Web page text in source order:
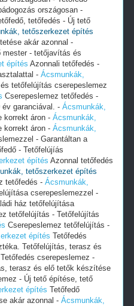
országosan -
tetőfedés - Új tető
tetőszerkezet építés
akár azonnal -
mester - tetőjavítás és
építés Azonnali tetőfedés -
- Ácsmunkák,
tetőfelújítás cserepeslemez
Cserepeslemez tetőfedés -
garanciával. - Ácsmunkák,
korrekt áron - Ácsmunkák,
korrekt áron - Ácsmunkák,
- Garantáltan a
- Tetőfelújíás
építés Azonnal tetőfedés
tetőszerkezet építés
tetőfedés - Ácsmunkák,
cserepeslemezzel -
ház tetőfelújítása
tetőfelújítás - Tetőfelújítás
Cserepeslemez tetőfelújítás -
építés Tetőfedés
Tetőfelújítás, terasz és
Tetőfedés cserepeslemez -
terasz és elő tetők készítése
- Új tető építése, tető
építés Tetőfedő
akár azonnal - Ácsmunkák,